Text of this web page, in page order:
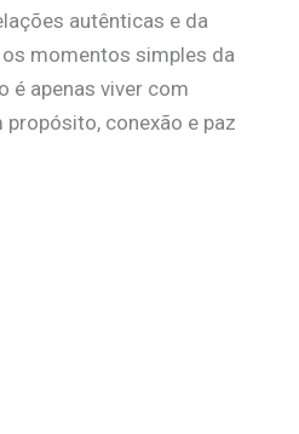
autênticas e da
momentos simples da
é apenas viver com
conexão e paz